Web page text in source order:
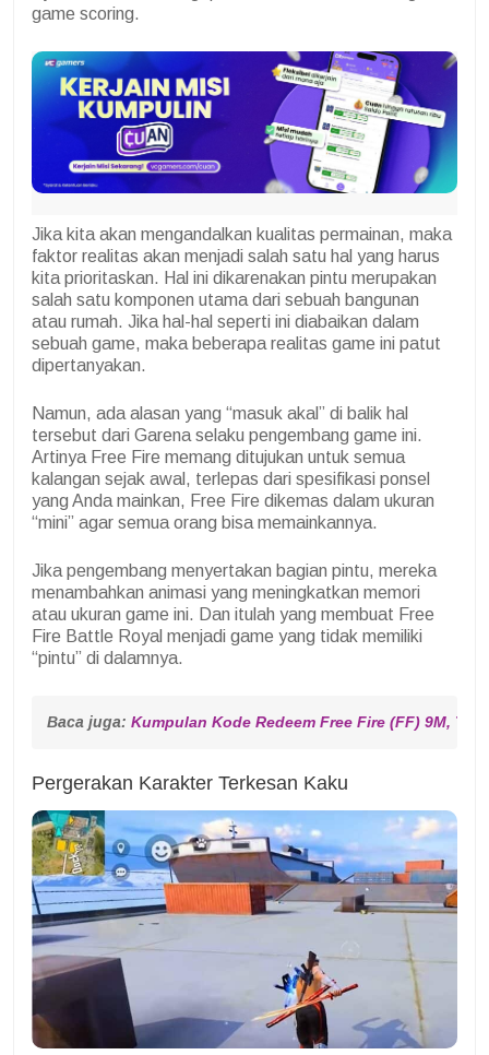
game scoring.
Jika kita akan mengandalkan kualitas permainan, maka
faktor realitas akan menjadi salah satu hal yang harus
kita prioritaskan. Hal ini dikarenakan pintu merupakan
salah satu komponen utama dari sebuah bangunan
atau rumah. Jika hal-hal seperti ini diabaikan dalam
sebuah game, maka beberapa realitas game ini patut
dipertanyakan.
Namun, ada alasan yang “masuk akal” di balik hal
tersebut dari Garena selaku pengembang game ini.
Artinya Free Fire memang ditujukan untuk semua
kalangan sejak awal, terlepas dari spesifikasi ponsel
yang Anda mainkan, Free Fire dikemas dalam ukuran
“mini” agar semua orang bisa memainkannya.
Jika pengembang menyertakan bagian pintu, mereka
menambahkan animasi yang meningkatkan memori
atau ukuran game ini. Dan itulah yang membuat Free
Fire Battle Royal menjadi game yang tidak memiliki
“pintu” di dalamnya.
Baca juga: Kumpulan Kode Redeem Free Fire (FF) 9M,
Pergerakan Karakter Terkesan Kaku